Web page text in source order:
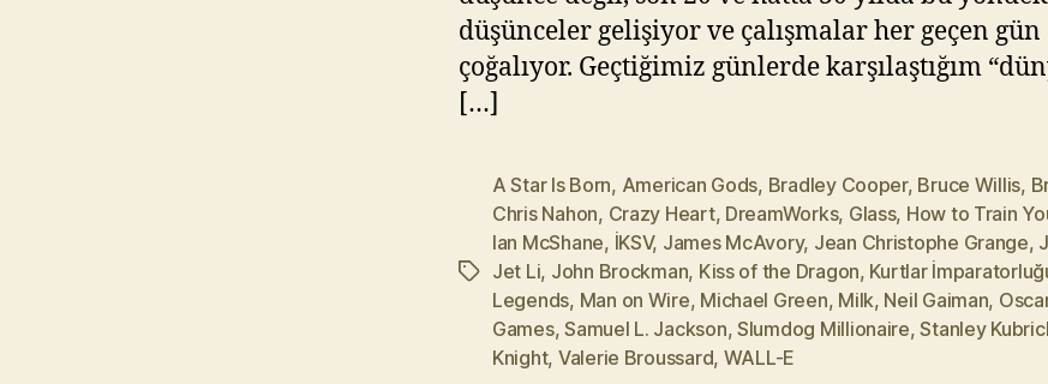
düşünceler gelişiyor ve çalışmalar her geçen gün
çoğalıyor. Geçtiğimiz günlerde karşılaştığım
[…]
Etiketler
A Star Is Born, American Gods, Bradley Cooper, Bruce Willis,
Chris Nahon, Crazy Heart, DreamWorks, Glass, How to Train
Ian McShane, İKSV, James McAvory, Jean Christophe Grange,
Jet Li, John Brockman, Kiss of the Dragon, Kurtlar
Legends, Man on Wire, Michael Green, Milk, Neil Gaiman,
Games,Samuel L. Jackson,Slumdog Millionaire,Stanley
Knight, Valerie Broussard, WALL-E